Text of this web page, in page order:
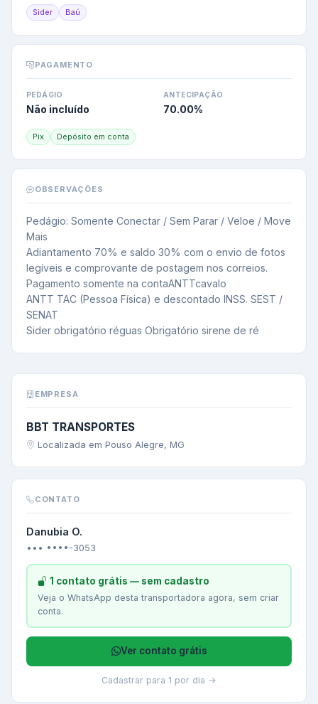
Sider Baú
PAGAMENTO
PEDÁGIO
Não incluído
ANTECIPAÇÃO
70.00%
Pix Depósito em conta
OBSERVAÇÕES
Pedágio: Somente Conectar / Sem Parar / Veloe / Move
Mais
Adiantamento 70% e saldo 30% com o envio de fotos
legíveis e comprovante de postagem nos correios.
Pagamento somente na contaANTTcavalo
ANTT TAC (Pessoa Física) e descontado INSS. SEST /
SENAT
Sider obrigatório réguas Obrigatório sirene de ré
EMPRESA
BBT TRANSPORTES
Localizada em Pouso Alegre, MG
CONTATO
Danubia O.
••• ••••-3053
1 contato grátis — sem cadastro
Veja o WhatsApp desta transportadora agora, sem criar
conta.
Ver contato grátis
Cadastrar para 1 por dia →